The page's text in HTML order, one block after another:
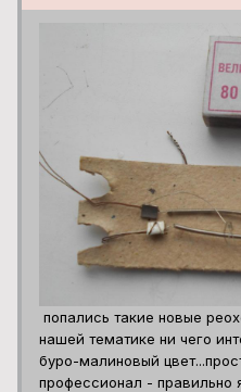
попались такие новые
нашей тематике ни чего
буро-малиновый
профессионал - правильно